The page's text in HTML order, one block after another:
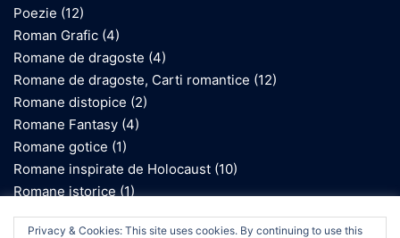
Poezie (12)
Roman Grafic (4)
Romane de dragoste (4)
Romane de dragoste, Carti romantice (12)
Romane distopice (2)
Romane Fantasy (4)
Romane gotice (1)
Romane inspirate de Holocaust (10)
Romane istorice (1)
Romane SF (2)
We use cookies on our website to give you the most
Privacy & Cookies: This site uses cookies. By continuing to use this